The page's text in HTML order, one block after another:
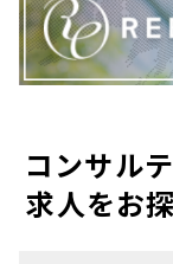
コンサル
求人をお